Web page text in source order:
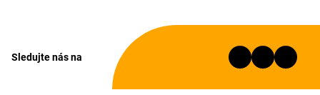
Sledujte nás na